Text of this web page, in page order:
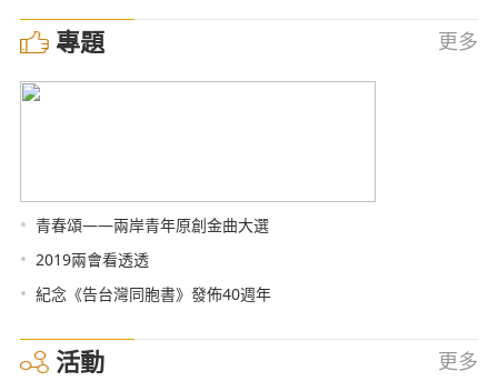
專題 更多
• 青春頌——兩岸青年原創金曲大選
• 2019兩會看透透
• 紀念《告台灣同胞書》發佈40週年
活動 更多